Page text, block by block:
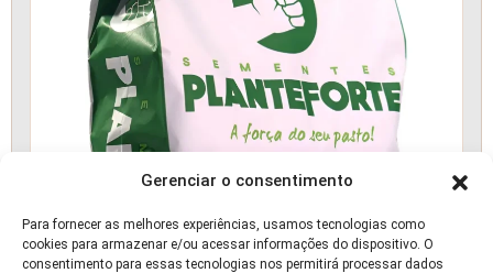
Gerenciar o consentimento
Para fornecer as melhores experiências, usamos tecnologias como
cookies para armazenar e/ou acessar informações do dispositivo. O
consentimento para essas tecnologias nos permitirá processar dados